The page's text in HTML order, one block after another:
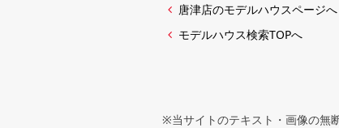
唐津店のモデルハウスページへ
モデルハウス検索TOPへ
※当サイトのテキスト・画像の無